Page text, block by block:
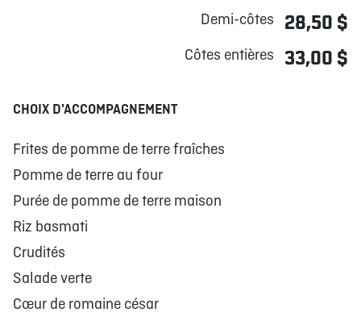
Demi-côtes 28,50 $
Côtes entières 33,00 $
CHOIX D'ACCOMPAGNEMENT
Frites de pomme de terre fraîches
Pomme de terre au four
Purée de pomme de terre maison
Riz basmati
Crudités
Salade verte
Cœur de romaine césar